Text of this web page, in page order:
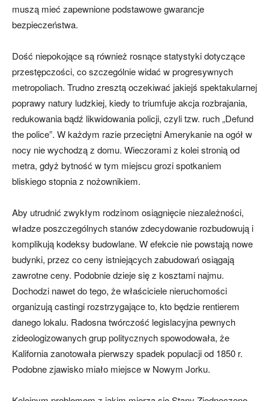
muszą mieć zapewnione podstawowe gwarancje
bezpieczeństwa.
Dość niepokojące są również rosnące statystyki dotyczące
przestępczości, co szczególnie widać w progresywnych
metropoliach. Trudno zresztą oczekiwać jakiejś spektakularnej
poprawy natury ludzkiej, kiedy to triumfuje akcja rozbrajania,
redukowania bądź likwidowania policji, czyli tzw. ruch „Defund
the police”. W każdym razie przeciętni Amerykanie na ogół w
nocy nie wychodzą z domu. Wieczorami z kolei stronią od
metra, gdyż bytność w tym miejscu grozi spotkaniem
bliskiego stopnia z nożownikiem.
Aby utrudnić zwykłym rodzinom osiągnięcie niezależności,
władze poszczególnych stanów zdecydowanie rozbudowują i
komplikują kodeksy budowlane. W efekcie nie powstają nowe
budynki, przez co ceny istniejących zabudowań osiągają
zawrotne ceny. Podobnie dzieje się z kosztami najmu.
Dochodzi nawet do tego, że właściciele nieruchomości
organizują castingi rozstrzygające to, kto będzie rentierem
danego lokalu. Radosna twórczość legislacyjna pewnych
zideologizowanych grup politycznych spowodowała, że
Kalifornia zanotowała pierwszy spadek populacji od 1850 r.
Podobne zjawisko miało miejsce w Nowym Jorku.